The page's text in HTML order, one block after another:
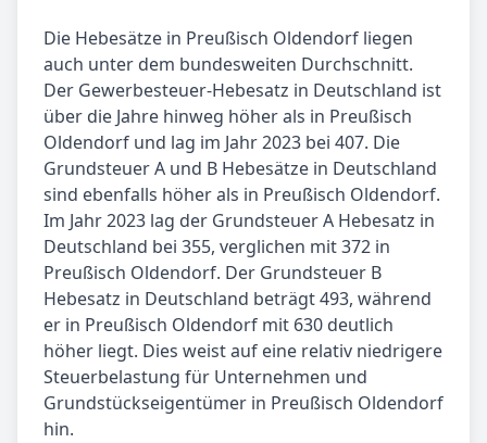
Die Hebesätze in Preußisch Oldendorf liegen
auch unter dem bundesweiten Durchschnitt.
Der Gewerbesteuer-Hebesatz in Deutschland ist
über die Jahre hinweg höher als in Preußisch
Oldendorf und lag im Jahr 2023 bei 407. Die
Grundsteuer A und B Hebesätze in Deutschland
sind ebenfalls höher als in Preußisch Oldendorf.
Im Jahr 2023 lag der Grundsteuer A Hebesatz in
Deutschland bei 355, verglichen mit 372 in
Preußisch Oldendorf. Der Grundsteuer B
Hebesatz in Deutschland beträgt 493, während
er in Preußisch Oldendorf mit 630 deutlich
höher liegt. Dies weist auf eine relativ niedrigere
Steuerbelastung für Unternehmen und
Grundstückseigentümer in Preußisch Oldendorf
hin.